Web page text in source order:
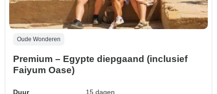
Oude Wonderen
Premium – Egypte diepgaand (inclusief
Faiyum Oase)
Duur
15 dagen